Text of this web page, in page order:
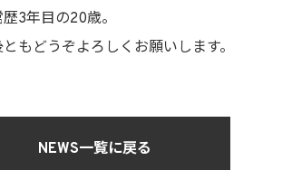
3年目の20歳。
もどうぞよろしくお願いします。
NEWS一覧に戻る